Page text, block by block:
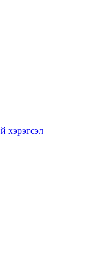
хэрэгсэл